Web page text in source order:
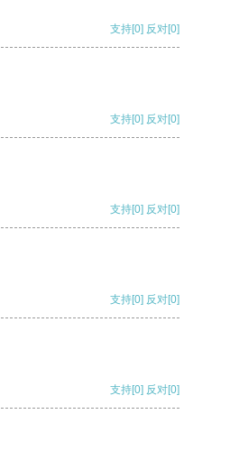
支持[0] 反对[0]
支持[0] 反对[0]
支持[0] 反对[0]
支持[0] 反对[0]
支持[0] 反对[0]